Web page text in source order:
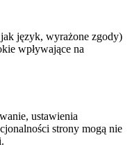
język, wyrażone zgody)
wpływające na
ustawienia
strony mogą nie